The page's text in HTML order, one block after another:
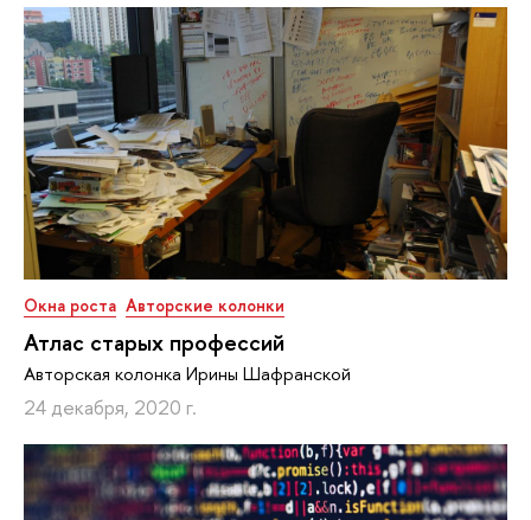
Окна роста Авторские колонки
Атлас старых профессий
Авторская колонка Ирины Шафранской
24 декабря, 2020 г.